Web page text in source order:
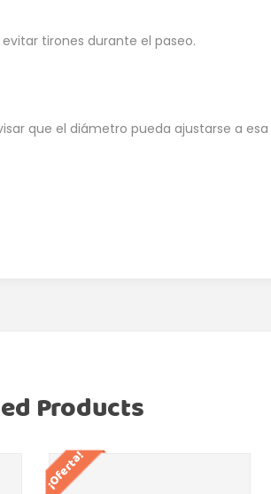
tirones durante el paseo.
que el diámetro pueda ajustarse a
Products
¡Oferta!